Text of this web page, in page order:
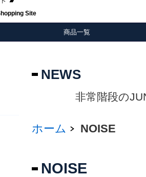
Site
商品一覧
NEWS
非常階段の
ホーム NOISE
NOISE